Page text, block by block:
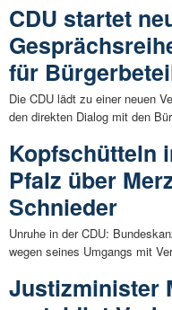
CDU startet
für
Die CDU lädt zu einer neuen
den direkten Dialog mit den
Kopfschütteln
Pfalz über
Schnieder
Unruhe in der CDU:
wegen seines Umgangs mit
Justizminister